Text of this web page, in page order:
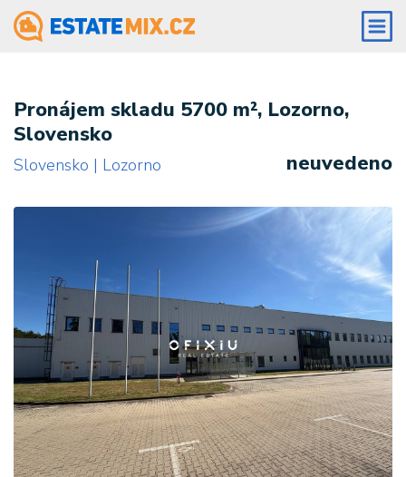
Pronájem skladu 5700 m², Lozorno,
Slovensko
Slovensko | Lozorno neuvedeno